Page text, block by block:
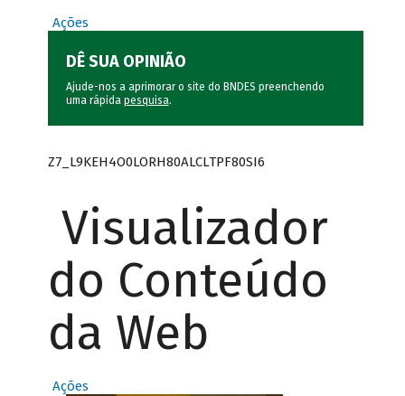
Ações
DÊ SUA OPINIÃO
Ajude-nos a aprimorar o site do BNDES preenchendo
uma rápida pesquisa.
Z7_L9KEH4O0LORH80ALCLTPF80SI6
Visualizador
do Conteúdo
da Web
Ações